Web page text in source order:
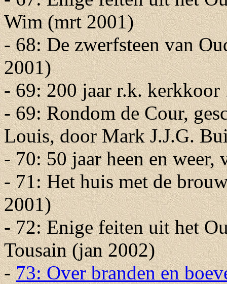
Wim (mrt 2001)
- 68: De zwerfsteen van
2001)
- 69: 200 jaar r.k.
- 69: Rondom de Cour,
Louis, door Mark J.J.G.
- 70: 50 jaar heen en weer,
- 71: Het huis met de
2001)
- 72: Enige feiten uit het
Tousain (jan 2002)
-73: Over branden en